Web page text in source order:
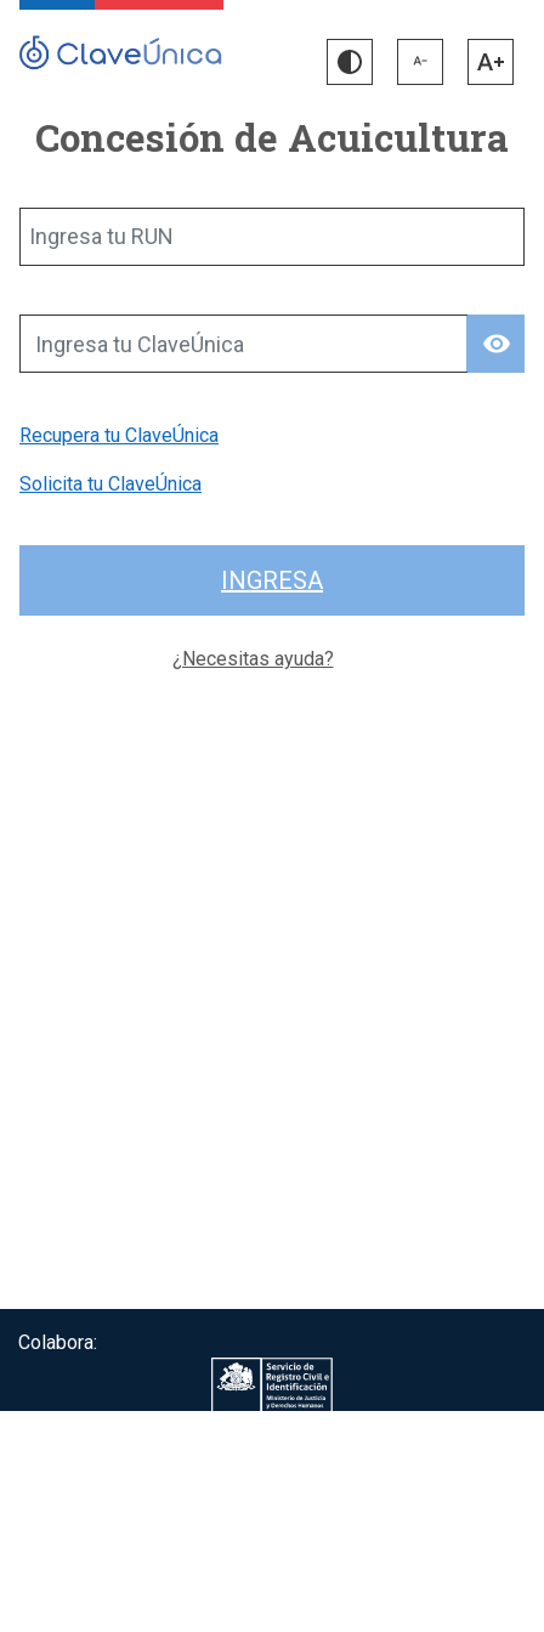
Concesión de Acuicultura
Ingresa tu RUN
visibility
Ingresa tu ClaveÚnica
Recupera tu ClaveÚnica
Solicita tu ClaveÚnica
INGRESA
¿Necesitas ayuda?
Colabora: